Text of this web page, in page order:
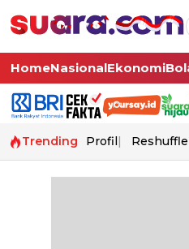
HomeNasionalEkonomi
Trending Profil